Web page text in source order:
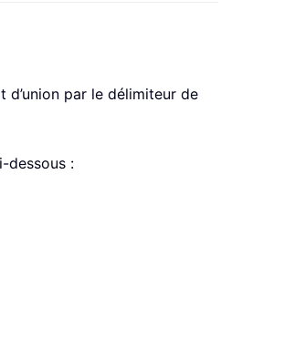
par le délimiteur de
dessous :